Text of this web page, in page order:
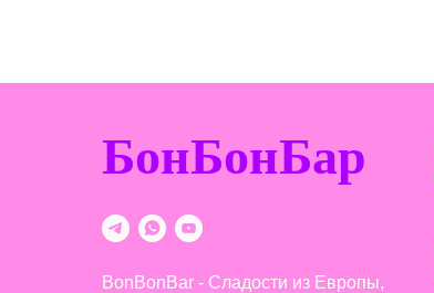
БонБонБар
BonBonBar - Сладости из Европы,